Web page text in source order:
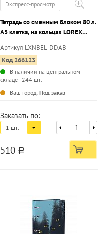
Экспресс-просмотр
Тетрадь со сменным блоком 80 л.
А5 клетка, на кольцах LOREX
кож/зам, фольга, усиленная
упаковка
Артикул LXNBEL-DDAB
Код 266123
В наличии на центральном
складе - 244 шт.
Ваш город: Под заказ
Заказать по:
1 шт.
510 a